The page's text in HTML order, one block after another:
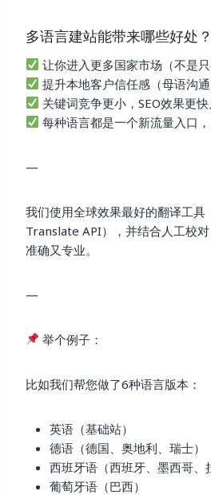
多语言建站能带来哪些好处？
让你进入更多国家市场（不是只
提升本地客户信任感（母语沟通
关键词竞争更小，SEO效果更
每种语言都是一个新流量入口
—
我们使用全球效果最好的翻译工
Translate API），并结合人工校
准确又专业。
—
举个例子：
比如我们帮您做了6种语言版本：
英语（基础站）
德语（德国、奥地利、瑞士）
西班牙语（西班牙、墨西哥、
葡萄牙语（巴西）